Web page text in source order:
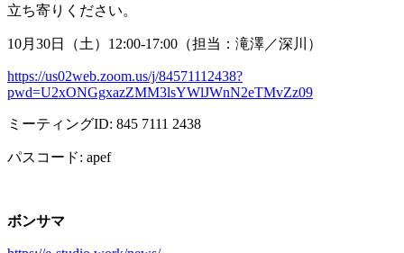
立ち寄りください。
10月 30日（土） 12:00-17:00 （担当：滝澤／深川）
https://us02web.zoom.us/j/84571112438?
pwd=U2xONGgxazZMM3lsYWlJWnN2eTMvZz09
ミーティングID: 845 7111 2438
パスコード: apef
ボンサマ